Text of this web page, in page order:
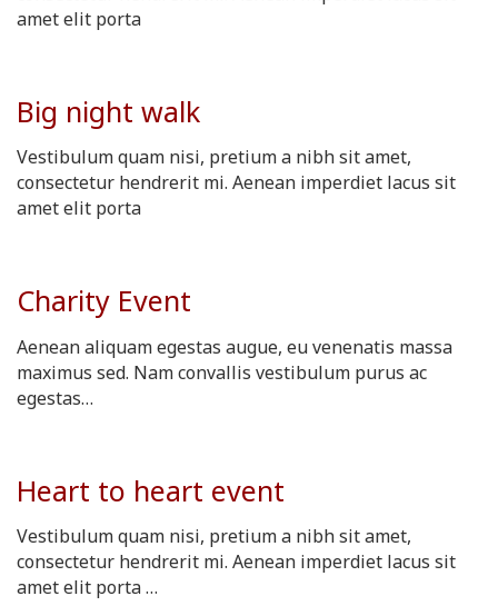
amet elit porta
Big night walk
Vestibulum quam nisi, pretium a nibh sit amet,
consectetur hendrerit mi. Aenean imperdiet lacus sit
amet elit porta
Charity Event
Aenean aliquam egestas augue, eu venenatis massa
maximus sed. Nam convallis vestibulum purus ac
egestas…
Heart to heart event
Vestibulum quam nisi, pretium a nibh sit amet,
consectetur hendrerit mi. Aenean imperdiet lacus sit
amet elit porta …